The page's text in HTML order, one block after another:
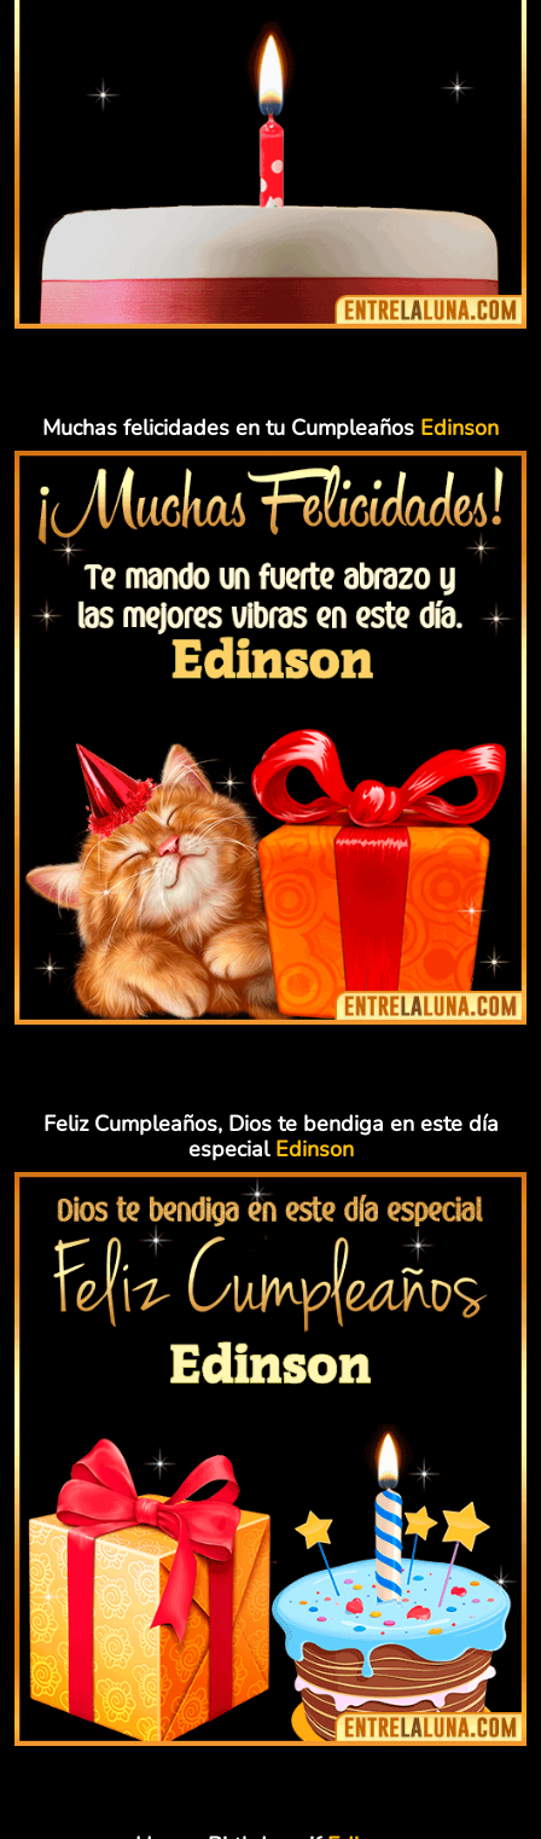
Muchas felicidades en tu Cumpleaños Edinson
Feliz Cumpleaños, Dios te bendiga en este día
especial Edinson